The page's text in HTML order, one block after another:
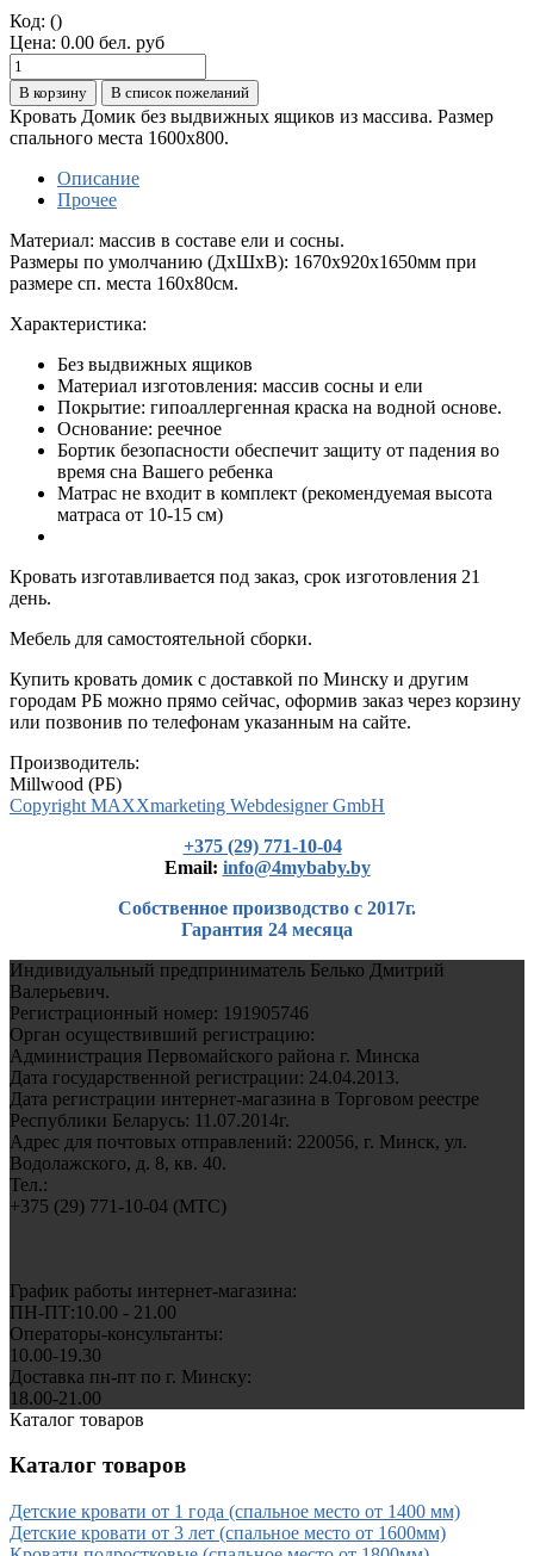
Код: ()
Цена: 0.00 бел. руб
В корзину В список пожеланий
Кровать Домик без выдвижных ящиков из массива. Размер
спального места 1600х800.
Описание
Прочее
Материал: массив в составе ели и сосны.
Размеры по умолчанию (ДхШхВ): 1670х920х1650мм при
размере сп. места 160х80см.
Характеристика:
Без выдвижных ящиков
Материал изготовления: массив сосны и ели
Покрытие: гипоаллергенная краска на водной основе.
Основание: реечное
Бортик безопасности обеспечит защиту от падения во
время сна Вашего ребенка
Матрас не входит в комплект (рекомендуемая высота
матраса от 10-15 см)
Кровать изготавливается под заказ, срок изготовления 21
день.
Мебель для самостоятельной сборки.
Купить кровать домик с доставкой по Минску и другим
городам РБ можно прямо сейчас, оформив заказ через корзину
или позвонив по телефонам указанным на сайте.
Производитель:
Millwood (РБ)
Copyright MAXXmarketing Webdesigner GmbH
+375 (29) 771-10-04
Еmail: info@4mybaby.by
Собственное производство с 2017г.
Гарантия 24 месяца
Индивидуальный предприниматель Белько Дмитрий
Валерьевич.
Регистрационный номер: 191905746
Орган осуществивший регистрацию:
Администрация Первомайского района г. Минска
Дата государственной регистрации: 24.04.2013.
Дата регистрации интернет-магазина в Торговом реестре
Республики Беларусь: 11.07.2014г.
Адрес для почтовых отправлений: 220056, г. Минск, ул.
Водолажского, д. 8, кв. 40.
Тел.:
+375 (29) 771-10-04 (MTC)
График работы интернет-магазина:
ПН-ПТ:10.00 - 21.00
Операторы-консультанты:
10.00-19.30
Доставка пн-пт по г. Минску:
18.00-21.00
Каталог товаров
Каталог товаров
Детские кровати от 1 года (спальное место от 1400 мм)
Детские кровати от 3 лет (спальное место от 1600мм)